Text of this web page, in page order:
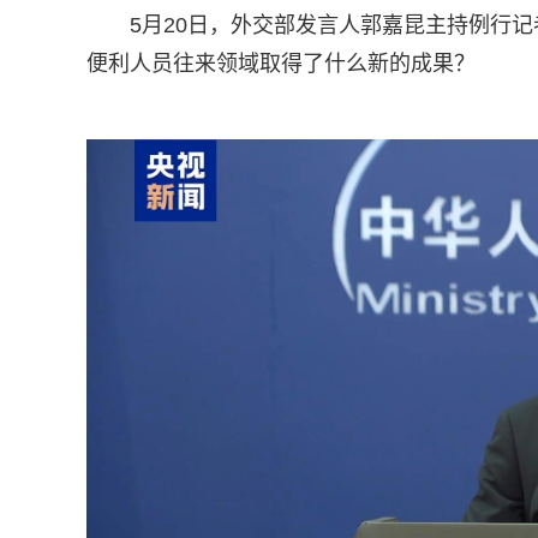
5月20日，外交部发言人郭嘉昆主持例行
便利人员往来领域取得了什么新的成果？